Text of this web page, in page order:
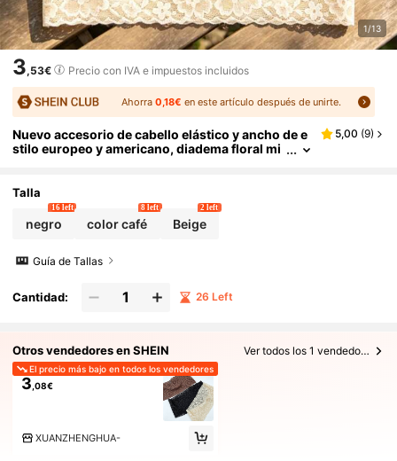
1/13
3,53€ Precio con IVA e impuestos incluidos
Ahorra 0,18€ en este artículo después de unirte.
Nuevo accesorio de cabello elástico y ancho de e
stilo europeo y americano, diadema floral mi
ra sudar para ciclismo
5,00 (9)
Talla
negro
16 left
color café
8 left
Beige
2 left
Guía de Tallas
Cantidad: 26 Left
Otros vendedores en SHEIN Ver todos los 1 vendedores
El precio más bajo en todos los vendedores
3 ,08€
XUANZHENGHUA-